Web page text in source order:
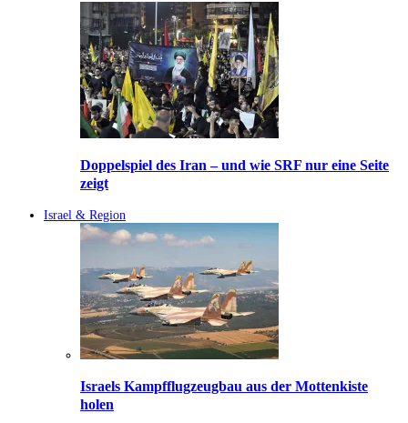
Doppelspiel des Iran – und wie SRF nur eine Seite
zeigt
Israel & Region
Israels Kampfflugzeugbau aus der Mottenkiste
holen